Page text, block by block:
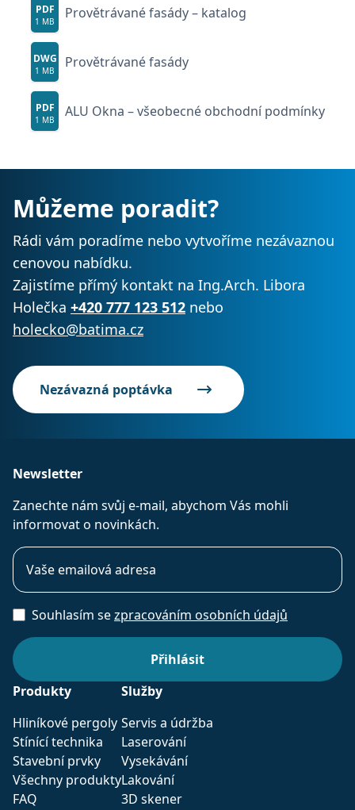
PDF
1 MB Provětrávané fasády – katalog
DWG
1 MB Provětrávané fasády
PDF
1 MB ALU Okna – všeobecné obchodní podmínky
Můžeme poradit?
Rádi vám poradíme nebo vytvoříme nezávaznou
cenovou nabídku.
Zajistíme přímý kontakt na Ing.Arch. Libora
Holečka +420 777 123 512 nebo
holecko@batima.cz
Nezávazná poptávka
Newsletter
Zanechte nám svůj e-mail, abychom Vás mohli
informovat o novinkách.
Souhlasím sezpracováním osobních údajů
Produkty
Hliníkové pergoly
Stínící technika
Stavební prvky
Všechny produkty
FAQ
Služby
Servis a údržba
Laserování
Vysekávání
Lakování
3D skener